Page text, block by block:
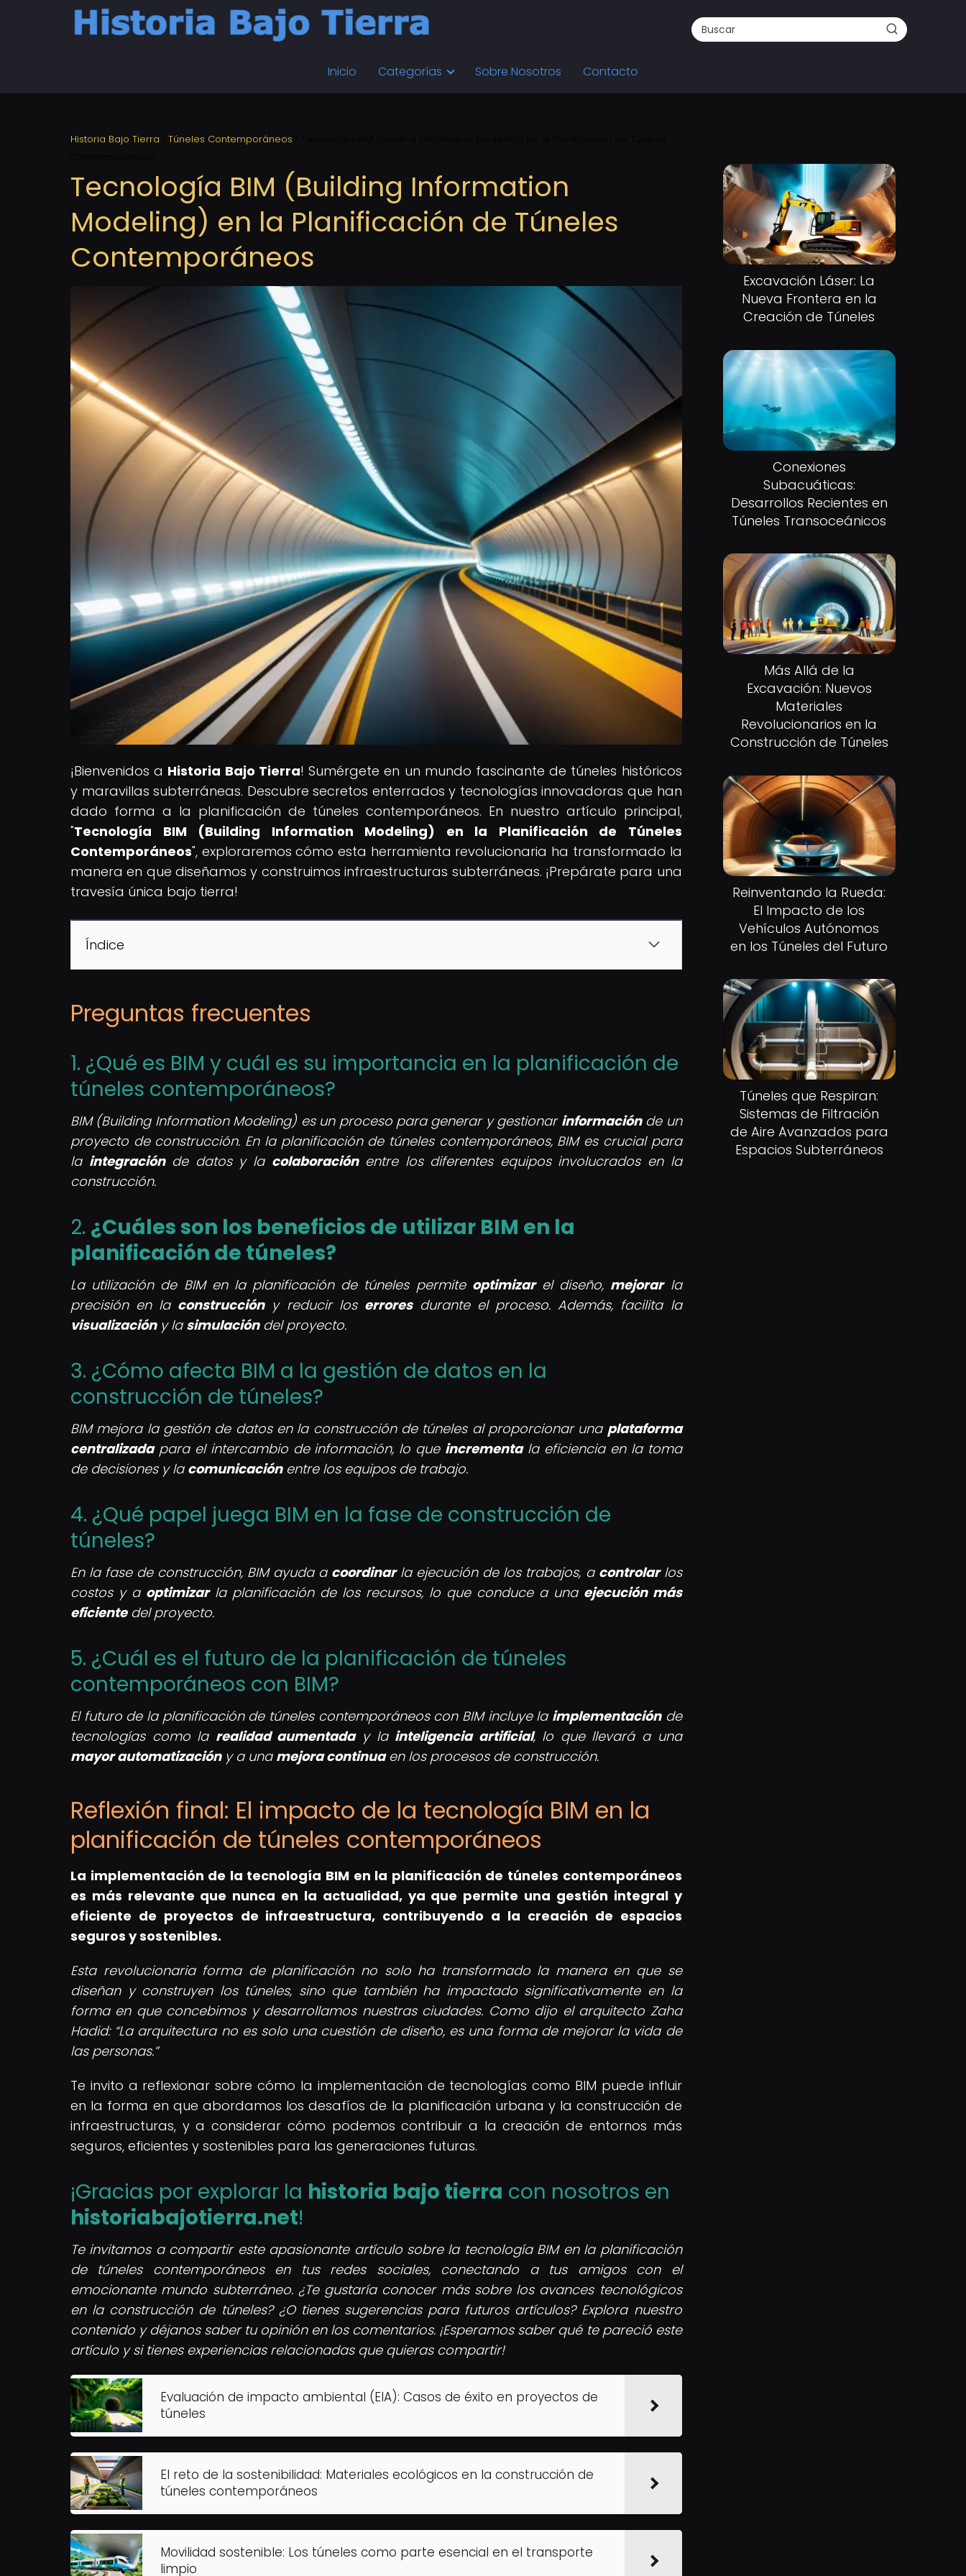
Inicio Categorías Sobre Nosotros Contacto
Historia Bajo Tierra Túneles Contemporáneos
Tecnología BIM (Building Information
Modeling) en la Planificación de Túneles
Contemporáneos
¡Bienvenidos a Historia Bajo Tierra! Sumérgete en un mundo fascinante de túneles históricos
y maravillas subterráneas. Descubre secretos enterrados y tecnologías innovadoras que han
dado forma a la planificación de túneles contemporáneos. En nuestro artículo principal,
"Tecnología BIM (Building Information Modeling) en la Planificación de Túneles
Contemporáneos", exploraremos cómo esta herramienta revolucionaria ha transformado la
manera en que diseñamos y construimos infraestructuras subterráneas. ¡Prepárate para una
travesía única bajo tierra!
Índice
Preguntas frecuentes
1. ¿Qué es BIM y cuál es su importancia en la planificación de
túneles contemporáneos?
BIM (Building Information Modeling) es un proceso para generar y gestionar informaciónde un
proyecto de construcción. En la planificación de túneles contemporáneos, BIM es crucial para
la integraciónde datos y la colaboraciónentre los diferentes equipos involucrados en la
construcción.
2. ¿Cuáles son los beneficios de utilizar BIM en la
planificación de túneles?
La utilización de BIM en la planificación de túneles permite optimizarel diseño, mejorarla
precisión en la construccióny reducir los erroresdurante el proceso. Además, facilita la
visualizacióny la simulacióndel proyecto.
3. ¿Cómo afecta BIM a la gestión de datos en la
construcción de túneles?
BIM mejora la gestión de datos en la construcción de túneles al proporcionar una plataforma
centralizadapara el intercambio de información, lo que incrementala eficiencia en la toma
de decisiones y la comunicaciónentre los equipos de trabajo.
4. ¿Qué papel juega BIM en la fase de construcción de
túneles?
En la fase de construcción, BIM ayuda a coordinarla ejecución de los trabajos, a controlarlos
costos y a optimizarla planificación de los recursos, lo que conduce a una ejecución más
eficientedel proyecto.
5. ¿Cuál es el futuro de la planificación de túneles
contemporáneos con BIM?
El futuro de la planificación de túneles contemporáneos con BIM incluye la implementaciónde
tecnologías como la realidad aumentaday la inteligencia artificial, lo que llevará a una
mayor automatizacióny a una mejora continuaen los procesos de construcción.
Reflexión final: El impacto de la tecnología BIM en la
planificación de túneles contemporáneos
La implementación de la tecnología BIM en la planificación de túneles contemporáneos
es más relevante que nunca en la actualidad, ya que permite una gestión integral y
eficiente de proyectos de infraestructura, contribuyendo a la creación de espacios
seguros y sostenibles.
Esta revolucionaria forma de planificación no solo ha transformado la manera en que se
diseñan y construyen los túneles, sino que también ha impactado significativamente en la
forma en que concebimos y desarrollamos nuestras ciudades. Como dijo el arquitecto Zaha
Hadid: La arquitectura no es solo una cuestión de diseño, es una forma de mejorar la vida de
las personas.
Te invito a reflexionar sobre cómo la implementación de tecnologías como BIM puede influir
en la forma en que abordamos los desafíos de la planificación urbana y la construcción de
infraestructuras, y a considerar cómo podemos contribuir a la creación de entornos más
seguros, eficientes y sostenibles para las generaciones futuras.
¡Gracias por explorar la historia bajo tierra con nosotros en
historiabajotierra.net!
Te invitamos a compartir este apasionante artículo sobre la tecnología BIM en la planificación
de túneles contemporáneos en tus redes sociales, conectando a tus amigos con el
emocionante mundo subterráneo.¿Te gustaría conocer más sobre los avances tecnológicos
en la construcción de túneles? ¿O tienes sugerencias para futuros artículos? Explora nuestro
contenido y déjanos saber tu opinión en los comentarios. ¡Esperamos saber qué te pareció este
artículo y si tienes experiencias relacionadas que quieras compartir!
Evaluación de impacto ambiental (EIA): Casos de éxito en proyectos de
túneles
El reto de la sostenibilidad: Materiales ecológicos en la construcción de
túneles contemporáneos
Movilidad sostenible: Los túneles como parte esencial en el transporte
limpio
Excavación Láser: La
Nueva Frontera en la
Creación de Túneles
Conexiones
Subacuáticas:
Desarrollos Recientes en
Túneles Transoceánicos
Más Allá de la
Excavación: Nuevos
Materiales
Revolucionarios en la
Construcción de Túneles
Reinventando la Rueda:
El Impacto de los
Vehículos Autónomos
en los Túneles del Futuro
Túneles que Respiran:
Sistemas de Filtración
de Aire Avanzados para
Espacios Subterráneos